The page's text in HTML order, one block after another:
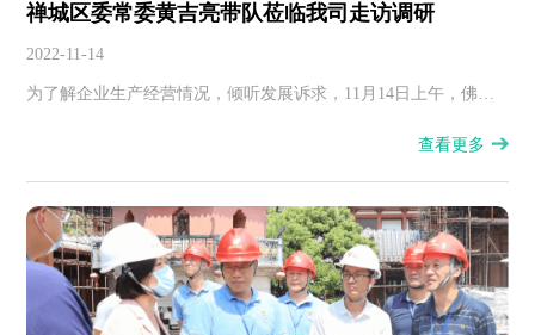
禅城区委常委黄吉亮带队莅临我司走访调研
2022-11-14
为了解企业生产经营情况，倾听发展诉求，11月14日上午，佛山
长陈丰顺、副局长张华斌、区府办及相关部门负责人陪同。
查看更多